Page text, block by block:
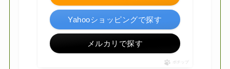
Yahooショッピングで探す
メルカリで探す
ポチップ